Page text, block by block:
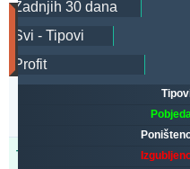
Utakmice
(Zadnjih
dana)
Tipster Pobjeda